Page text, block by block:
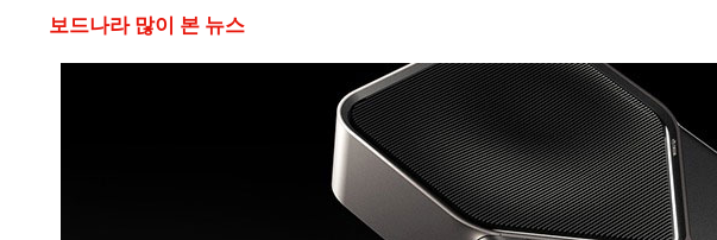
보드나라 많이 본 뉴스